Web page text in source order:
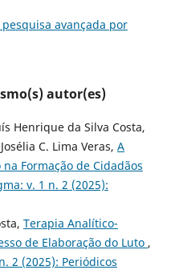
avançada por
autor(es)
Henrique da Silva Costa,
C. Lima Veras, A
Formação de Cidadãos
v. 1 n. 2 (2025):
Terapia Analítico-
de Elaboração do Luto ,
2 (2025): Periódicos